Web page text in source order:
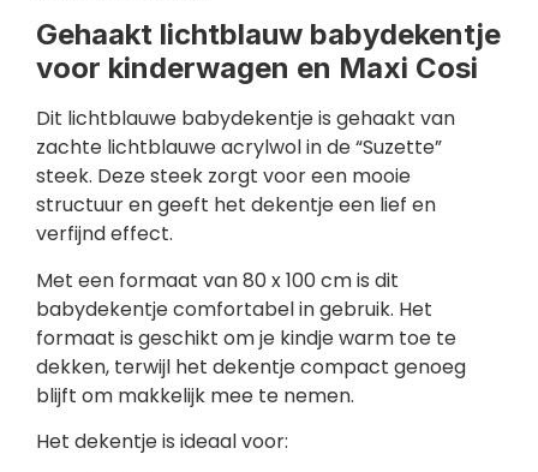
Gehaakt lichtblauw babydekentje
voor kinderwagen en Maxi Cosi
Dit lichtblauwe babydekentje is gehaakt van
zachte lichtblauwe acrylwol in de “Suzette”
steek. Deze steek zorgt voor een mooie
structuur en geeft het dekentje een lief en
verfijnd effect.
Met een formaat van 80 x 100 cm is dit
babydekentje comfortabel in gebruik. Het
formaat is geschikt om je kindje warm toe te
dekken, terwijl het dekentje compact genoeg
blijft om makkelijk mee te nemen.
Het dekentje is ideaal voor: